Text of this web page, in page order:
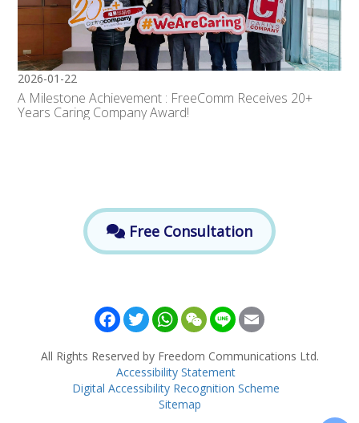
2026-01-22
A Milestone Achievement : FreeComm Receives 20+
Years Caring Company Award!
Free Consultation
Facebook
TwitterWhatsApp
WeChatLine
All Rights Reserved by Freedom Communications Ltd.
Accessibility Statement
Digital Accessibility Recognition Scheme
Sitemap